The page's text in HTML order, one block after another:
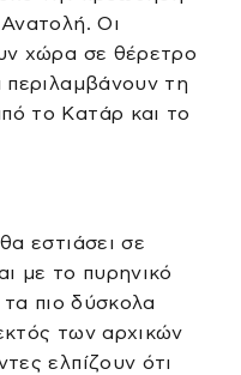
Οι
χώρα σε θέρετρο
τη
το Κατάρ και το
εστιάσει σε
με το πυρηνικό
πιο δύσκολα
των αρχικών
ελπίζουν ότι